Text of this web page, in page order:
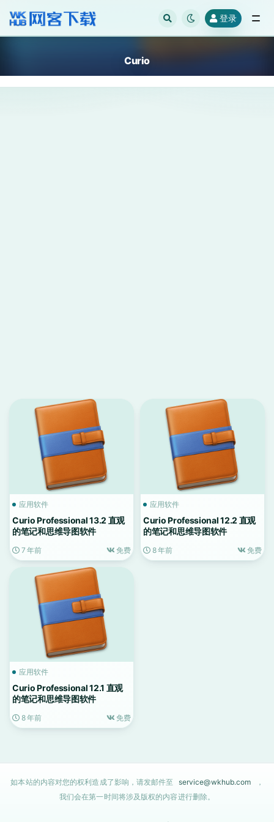
登录
Curio
应用软件
Curio Professional 13.2 直观
的笔记和思维导图软件
7 年前 免费
应用软件
Curio Professional 12.2 直观
的笔记和思维导图软件
8 年前 免费
应用软件
Curio Professional 12.1 直观
的笔记和思维导图软件
8 年前 免费
如本站的内容对您的权利造成了影响，请发邮件至 service@wkhub.com
，
我们会在第一时间将涉及版权的内容进行删除。
全部